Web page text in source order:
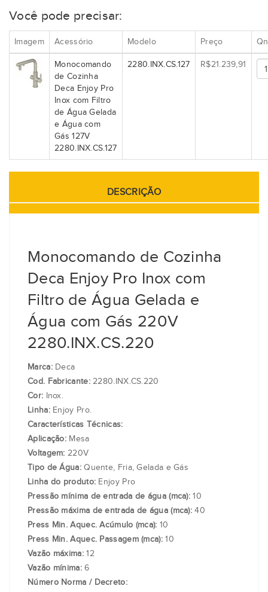
Você pode precisar:
Imagem Acessório Modelo Preço
Monocomando
de Cozinha
Deca Enjoy Pro
Inox com Filtro
de Água Gelada
e Água com
Gás 127V
2280.INX.CS.127
2280.INX.CS.127 R$21.239,91
DESCRIÇÃO
Monocomando de Cozinha
Deca Enjoy Pro Inox com
Filtro de Água Gelada e
Água com Gás 220V
2280.INX.CS.220
Marca:Deca
Cod. Fabricante:2280.INX.CS.220
Cor: Inox.
Linha:Enjoy Pro.
Características Técnicas:
Aplicação: Mesa
Voltagem: 220V
Tipo de Água:Quente, Fria, Gelada e Gás
Linha do produto: Enjoy Pro
Pressão mínima de entrada de água (mca):10
Pressão máxima de entrada de água (mca):40
Press Min. Aquec. Acúmulo (mca): 10
Press Min. Aquec. Passagem (mca):10
Vazão máxima:12
Vazão mínima:6
Número Norma / Decreto: